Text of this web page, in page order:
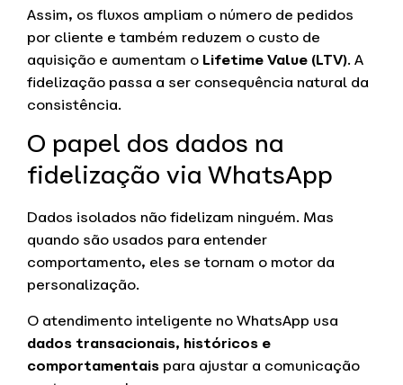
Assim, os fluxos ampliam o número de pedidos
por cliente e também reduzem o custo de
aquisição e aumentam o Lifetime Value (LTV). A
fidelização passa a ser consequência natural da
consistência.
O papel dos dados na
fidelização via WhatsApp
Dados isolados não fidelizam ninguém. Mas
quando são usados para entender
comportamento, eles se tornam o motor da
personalização.
O atendimento inteligente no WhatsApp usa
dados transacionais, históricos e
comportamentaispara ajustar a comunicação